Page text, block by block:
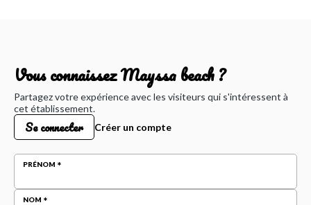
Vous connaissez Mayssa beach ?
Partagez votre expérience avec les visiteurs qui s'intéressent à
cet établissement.
Se connecter Créer un compte
PRÉNOM
NOM